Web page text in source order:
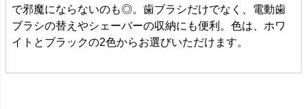
で邪魔にならないのも◎。歯ブラシだけでなく、電動歯
ブラシの替えやシェーバーの収納にも便利。色は、ホワ
イトとブラックの2色からお選びいただけます。